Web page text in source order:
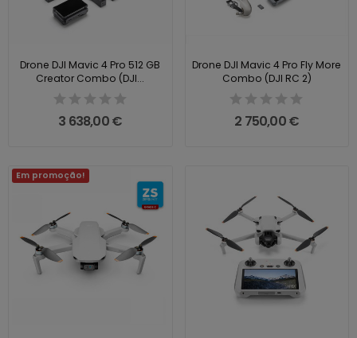
Drone DJI Mavic 4 Pro 512 GB
Creator Combo (DJI...
3 638,00 €
Drone DJI Mavic 4 Pro Fly More
Combo (DJI RC 2)
2 750,00 €
Em promoção!